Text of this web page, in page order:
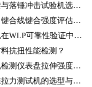
点阵夹芯复合材料冲击试验方法解读与落锤冲击试验机选型指南
推拉力测试机多功能测试能力解析：键合线键合强度评估的标准化流程
半导体封装行业必看：推拉力测试机在WLP可靠性验证中的关键应用
抗扭性能检测？
从测试原理到实操—万能材料试验机检测仪表盘拉伸强度的完整方案
军工级红外探测器芯片测试方案：推拉力测试机的选型与应用